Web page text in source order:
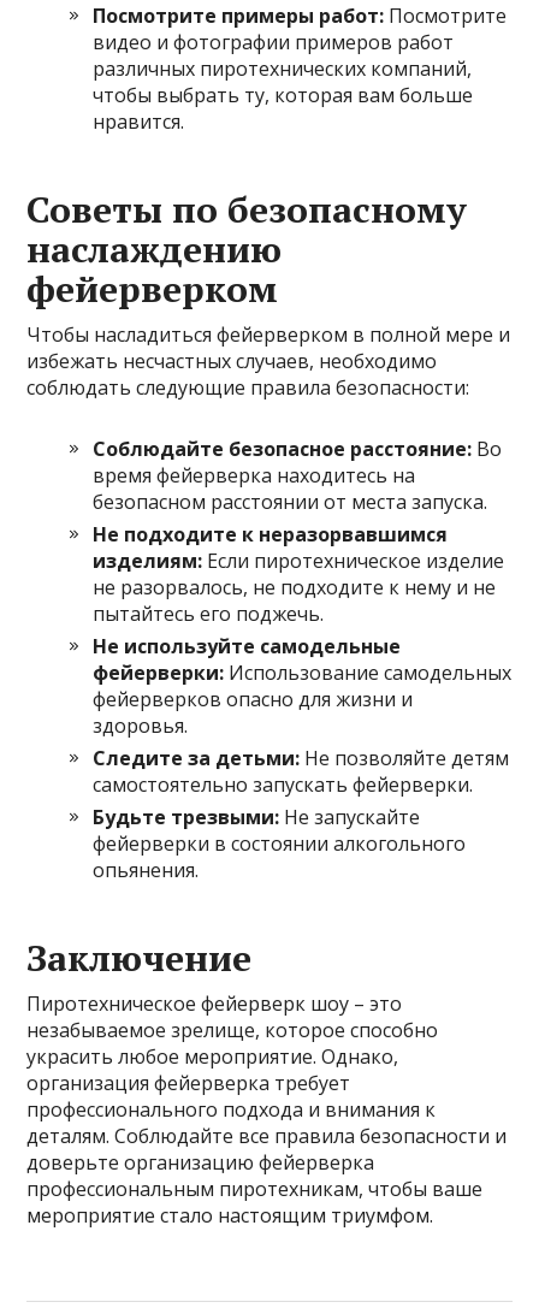
Посмотрите примеры работ: Посмотрите
видео и фотографии примеров работ
различных пиротехнических компаний,
чтобы выбрать ту, которая вам больше
нравится.
Советы по безопасному
наслаждению
фейерверком
Чтобы насладиться фейерверком в полной мере и
избежать несчастных случаев, необходимо
соблюдать следующие правила безопасности:
Соблюдайте безопасное расстояние: Во
время фейерверка находитесь на
безопасном расстоянии от места запуска.
Не подходите к неразорвавшимся
изделиям: Если пиротехническое изделие
не разорвалось, не подходите к нему и не
пытайтесь его поджечь.
Не используйте самодельные
фейерверки: Использование самодельных
фейерверков опасно для жизни и
здоровья.
Следите за детьми: Не позволяйте детям
самостоятельно запускать фейерверки.
Будьте трезвыми: Не запускайте
фейерверки в состоянии алкогольного
опьянения.
Заключение
Пиротехническое фейерверк шоу – это
незабываемое зрелище, которое способно
украсить любое мероприятие. Однако,
организация фейерверка требует
профессионального подхода и внимания к
деталям. Соблюдайте все правила безопасности и
доверьте организацию фейерверка
профессиональным пиротехникам, чтобы ваше
мероприятие стало настоящим триумфом.